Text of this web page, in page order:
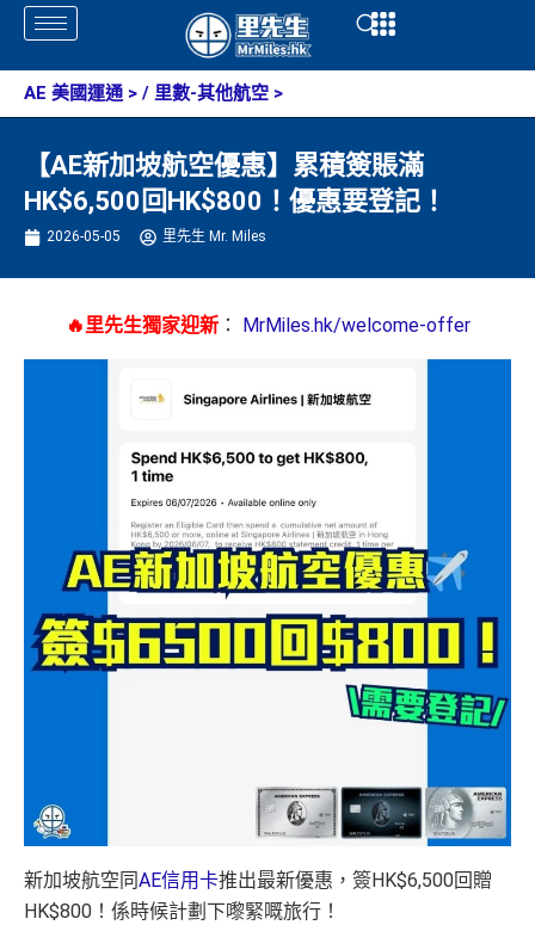
Skip
content
Open
AE 美國運通 > / 里數-其他航空 >
【AE新加坡航空優惠】累積簽賬滿
HK$6,500回HK$800！優惠要登記！
2026-05-05 里先生 Mr. Miles
🔥里先生獨家迎新： MrMiles.hk/welcome-offer
新加坡航空同AE信用卡推出最新優惠，簽HK$6,500回贈
HK$800！係時候計劃下嚟緊嘅旅行！